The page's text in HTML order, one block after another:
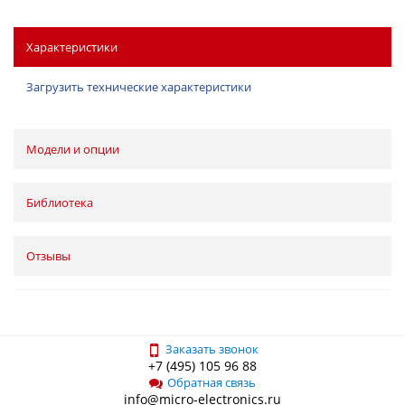
Характеристики
Загрузить технические характеристики
Модели и опции
Библиотека
Отзывы
Заказать звонок
+7 (495) 105 96 88
Обратная связь
info@micro-electronics.ru